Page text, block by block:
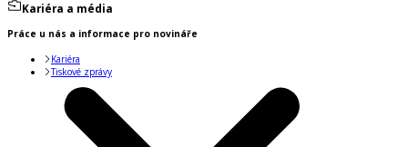
Kariéra a média
Práce u nás a informace pro novináře
Kariéra
Tiskové zprávy